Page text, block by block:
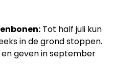
Tot half juli kun
in de grond stoppen.
geven in september